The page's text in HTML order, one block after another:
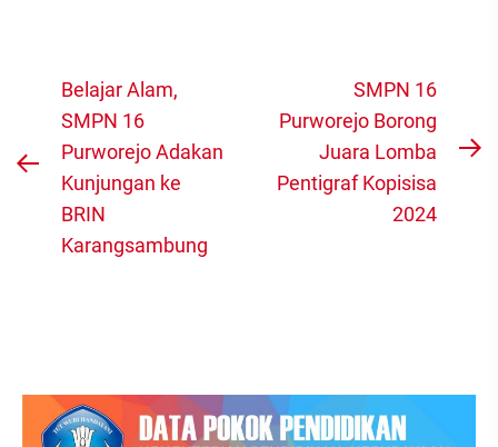
Navigasi
pos
Previous
Belajar Alam,
SMPN 16
Purworejo Adakan
Kunjungan ke
BRIN
Karangsambung
SMPN 16
Purworejo Borong
Juara Lomba
Pentigraf Kopisisa
2024